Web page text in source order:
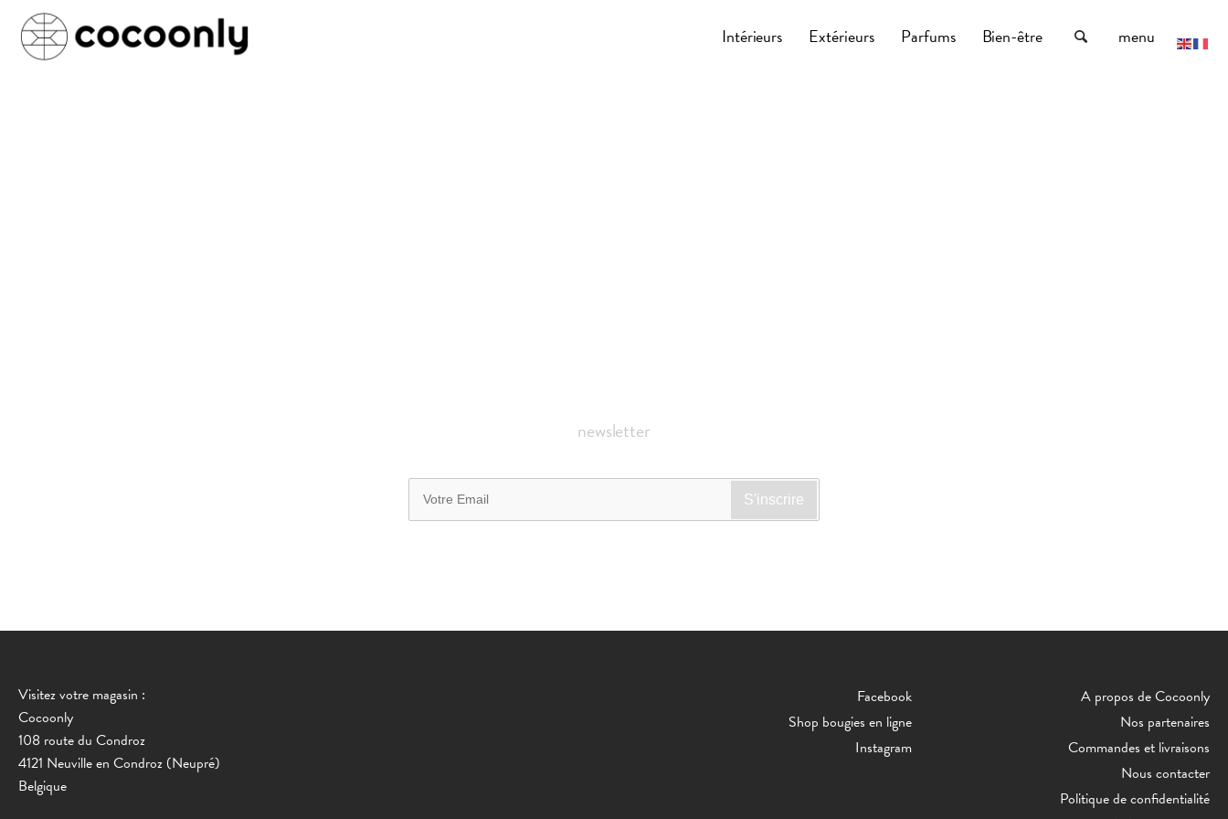
Intérieurs Extérieurs Parfums Bien-être menu
newsletter
Visitez votre magasin :
Cocoonly
108 route du Condroz
4121 Neuville en Condroz (Neupré)
Belgique
Facebook
Shop bougies en ligne
Instagram
A propos de Cocoonly
Nos partenaires
Commandes et livraisons
Nous contacter
Politique de confidentialité